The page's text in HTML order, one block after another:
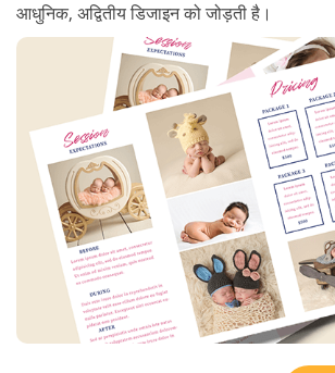
आधुनिक, अद्वितीय डिजाइन को जोड़ती है।